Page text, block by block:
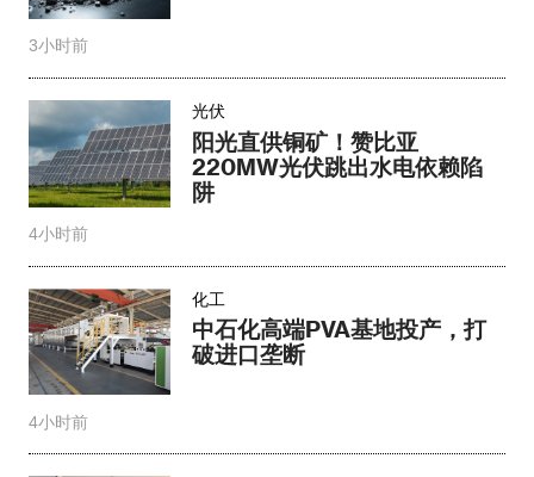
3小时前
光伏
阳光直供铜矿！赞比亚
220MW光伏跳出水电依赖陷
阱
4小时前
化工
中石化高端PVA基地投产，打
破进口垄断
4小时前